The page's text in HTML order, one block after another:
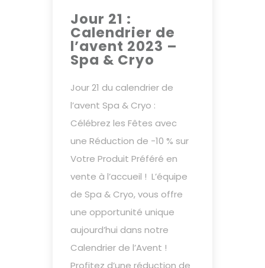
Jour 21 :
Calendrier de
l’avent 2023 –
Spa & Cryo
Jour 21 du calendrier de
l’avent Spa & Cryo :
Célébrez les Fêtes avec
une Réduction de -10 % sur
Votre Produit Préféré en
vente à l’accueil ! L’équipe
de Spa & Cryo, vous offre
une opportunité unique
aujourd’hui dans notre
Calendrier de l’Avent !